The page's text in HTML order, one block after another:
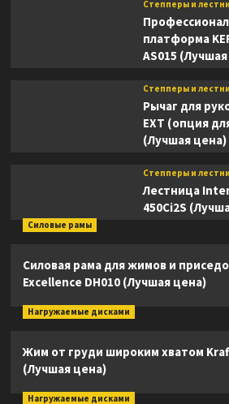
Степперы и
платформа
AS015
Степперы и
Рычаг для
EXT (опция
(Лучшая цена)
Степперы и
Лестница
450Ci2S
Силовые рамы
Силовая рама для жимов и
Excellence DH010 (Лучшая цена)
Нагружаемые дисками
Жим от груди широким хватом Kraft
(Лучшая цена)
Нагружаемые дисками